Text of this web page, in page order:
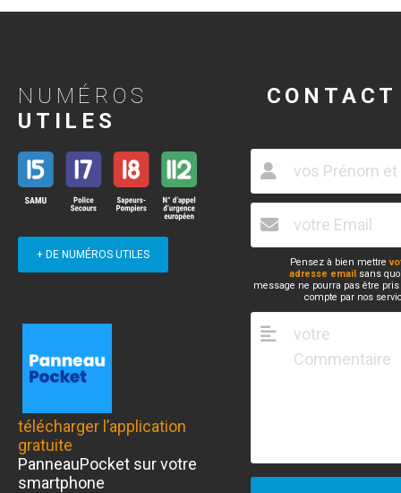
NUMÉROS
UTILES
+ DE NUMÉROS UTILES
télécharger l’application
gratuite
PanneauPocket sur votre
smartphone
CONTACT
Pensez à bien mettre
adresse email sans
message ne pourra pas être
compte par nos